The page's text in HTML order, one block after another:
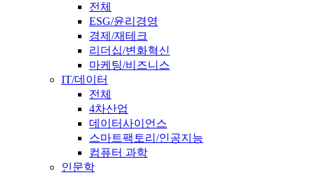
전체
ESG/윤리경영
경제/재테크
리더십/변화혁신
마케팅/비즈니스
IT/데이터
전체
4차산업
데이터사이언스
스마트팩토리/인공지능
컴퓨터 과학
인문학